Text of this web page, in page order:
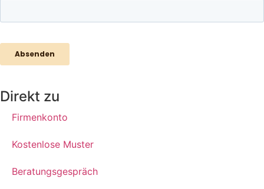
Direkt zu
Firmenkonto
Kostenlose Muster
Beratungsgespräch